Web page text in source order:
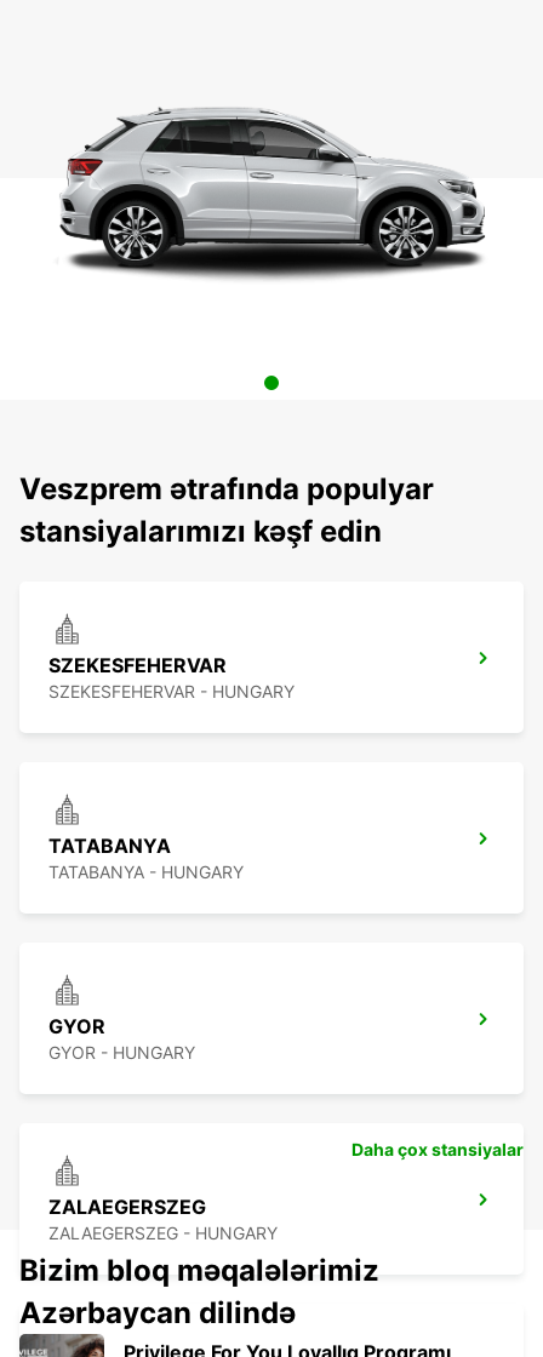
Veszprem ətrafında populyar
stansiyalarımızı kəşf edin
SZEKESFEHERVAR
SZEKESFEHERVAR - HUNGARY
TATABANYA
TATABANYA - HUNGARY
GYOR
GYOR - HUNGARY
ZALAEGERSZEG
ZALAEGERSZEG - HUNGARY
Daha çox stansiyalar
Bizim bloq məqalələrimiz
Azərbaycan dilində